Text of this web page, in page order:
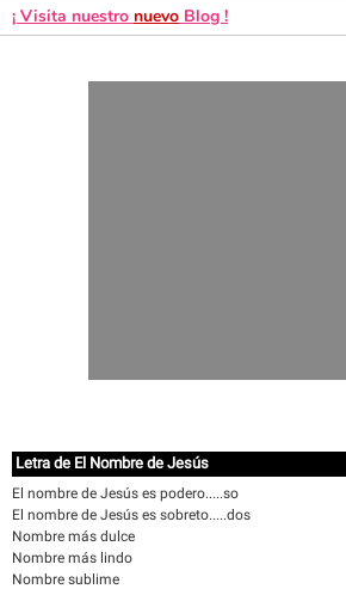
¡ Visita nuestro nuevo Blog !
Letra de El Nombre de Jesús
El nombre de Jesús es podero.....so
El nombre de Jesús es sobreto.....dos
Nombre más dulce
Nombre más lindo
Nombre sublime